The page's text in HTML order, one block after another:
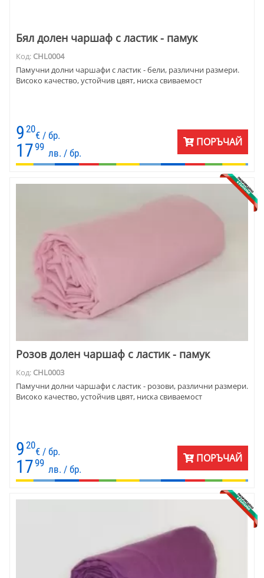
Бял долен чаршаф с ластик - памук
Код: CHL0004
Памучни долни чаршафи с ластик - бели, различни размери.
Високо качество, устойчив цвят, ниска свиваемост
9 20
€ / бр.
1799
лв. / бр.
ПОРЪЧАЙ
Розов долен чаршаф с ластик - памук
Код: CHL0003
Памучни долни чаршафи с ластик - розови, различни размери.
Високо качество, устойчив цвят, ниска свиваемост
9 20
€ / бр.
1799
лв. / бр.
ПОРЪЧАЙ